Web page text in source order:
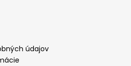
údajov